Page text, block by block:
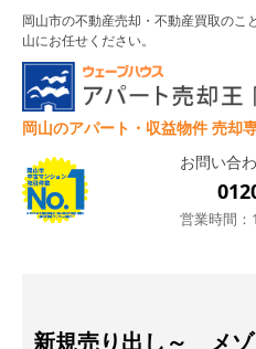
岡山市の不動産売却・不動産買取のこ
山にお任せください。
岡山のアパート・収益物件 売却
お問い合
営業時間：
新規売り出し～ メ